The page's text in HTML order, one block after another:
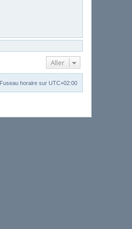
Aller
Fuseau horaire sur UTC+02:00